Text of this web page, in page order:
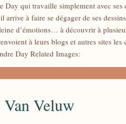
Day qui travaille simplement avec ses
arrive à faire se dégager de ses
d’émotions… à découvrir à
à leurs blogs et autres sites
Day Related Images:
Veluw